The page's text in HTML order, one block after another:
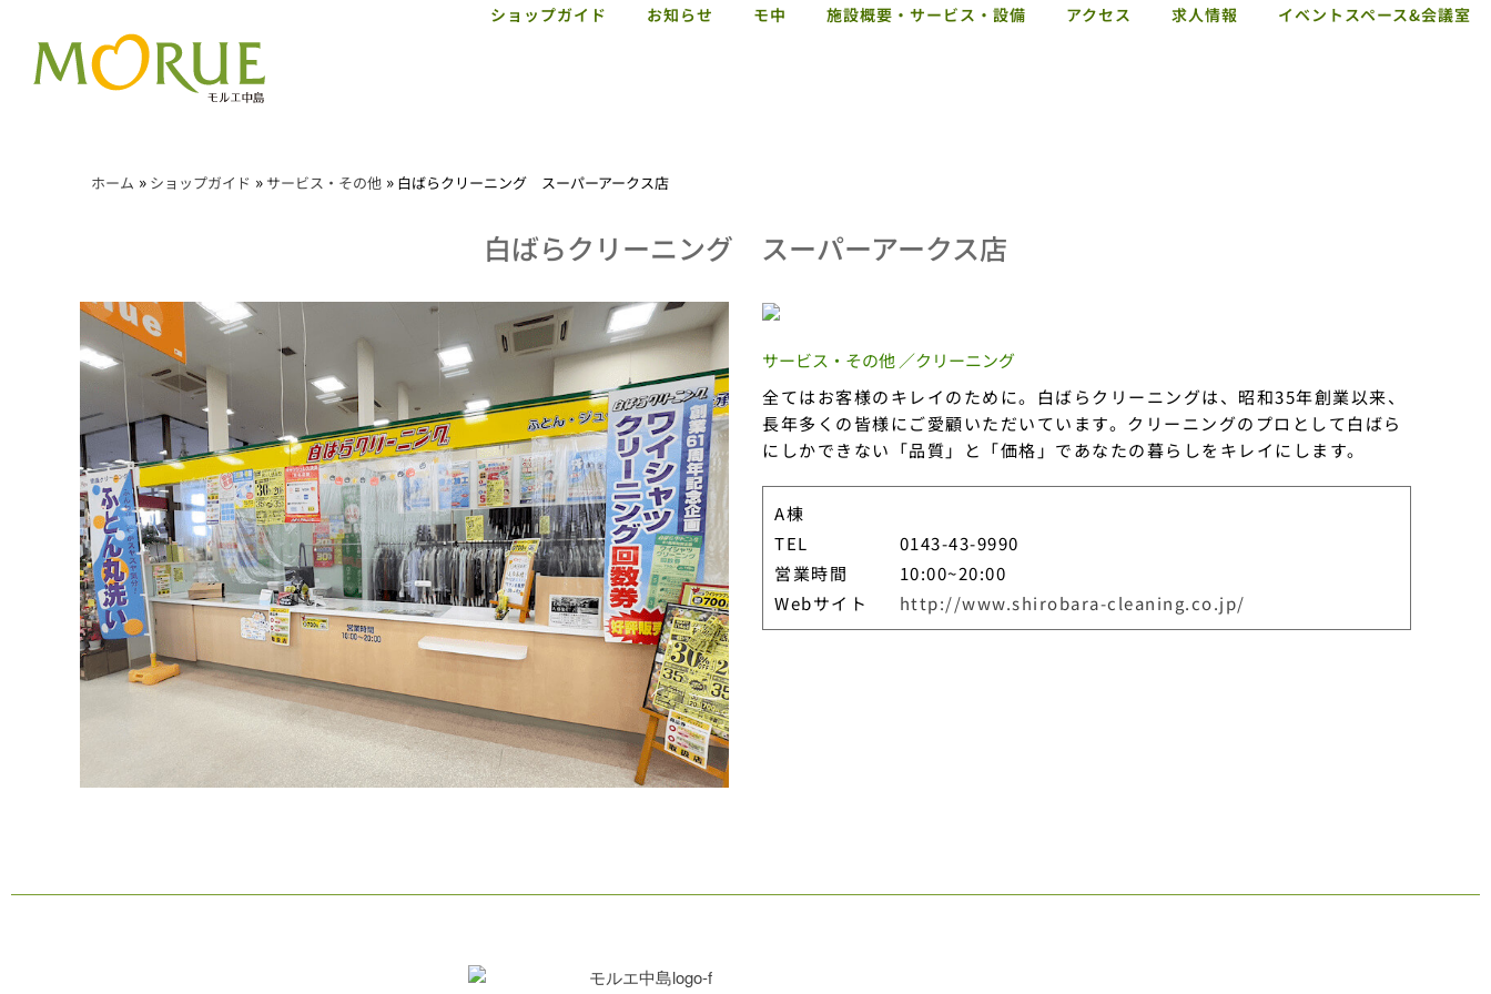
ショップガイド お知らせ モ中 施設概要・サービス・設備 アクセス 求人情報 イベントスペース&会議室
ホーム » ショップガイド » サービス・その他 » 白ばらクリーニング スーパーアークス店
白ばらクリーニング スーパーアークス店
サービス・その他 ／クリーニング
全てはお客様のキレイのために。白ばらクリーニングは、昭和35年創業以来、
長年多くの皆様にご愛顧いただいています。クリーニングのプロとして白ばら
にしかできない「品質」と「価格」であなたの暮らしをキレイにします。
A棟
TEL
0143-43-9990
営業時間
10:00~20:00
Webサイト
http://www.shirobara-cleaning.co.jp/